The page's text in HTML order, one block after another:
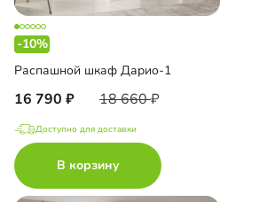
-10%
Распашной шкаф Дарио-1
16 790 18 660
Доступно для доставки
В корзину